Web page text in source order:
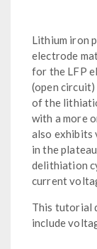
Lithium iron
electrode
for the LFP
(open
of the
with a more
also exhibits
in the
delithiation
current
This tutorial
include